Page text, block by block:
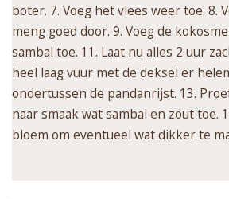
boter. 7. Voeg het vlees weer toe. 8.
meng goed door. 9. Voeg de
sambal toe. 11. Laat nu alles 2 uur
heel laag vuur met de deksel er
ondertussen de pandanrijst. 13.
naar smaak wat sambal en zout toe.
bloem om eventueel wat dikker te